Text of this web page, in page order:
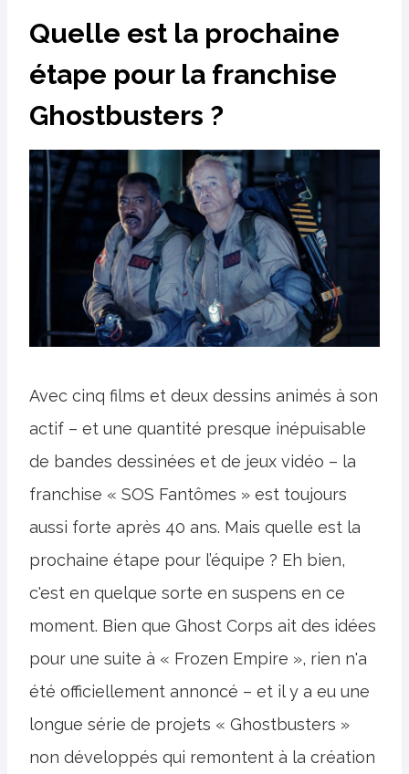
Quelle est la prochaine
étape pour la franchise
Ghostbusters ?
Avec cinq films et deux dessins animés à son
actif – et une quantité presque inépuisable
de bandes dessinées et de jeux vidéo – la
franchise « SOS Fantômes » est toujours
aussi forte après 40 ans. Mais quelle est la
prochaine étape pour l’équipe ? Eh bien,
c'est en quelque sorte en suspens en ce
moment. Bien que Ghost Corps ait des idées
pour une suite à « Frozen Empire », rien n'a
été officiellement annoncé – et il y a eu une
longue série de projets « Ghostbusters »
non développés qui remontent à la création